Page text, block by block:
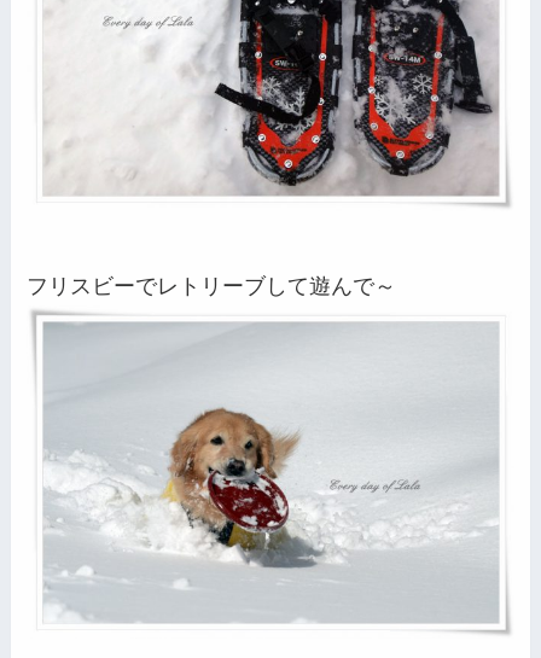
フリスビーでレトリーブして遊んで～